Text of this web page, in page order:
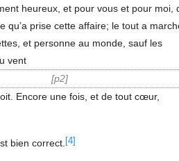
heureux, et pour vous et pour moi,
qu’a prise cette affaire; le tout a
et personne au monde, sauf les
vent
p2
Encore une fois, et de tout cœur,
bien correct. [4]